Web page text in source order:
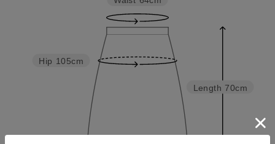
Length 70cm
Hip 105cm